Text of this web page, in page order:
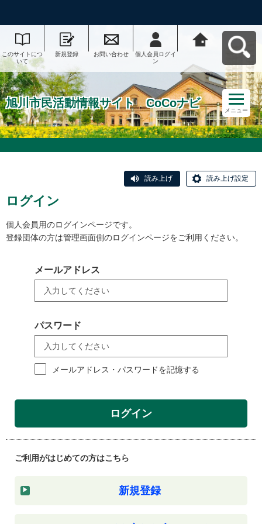
このサイトにつ
いて
新規登録 お問い合わせ
個人会員ログイ
ン
ナビへ戻る
旭川市民活動情報サイト CoCoナビ
メニュー
読み上げ 読み上げ設定
ログイン
個人会員用のログインページです。
登録団体の方は管理画面側のログインページをご利用ください。
メールアドレス
パスワード
メールアドレス・パスワードを記憶する
ログイン
ご利用がはじめての方はこちら
新規登録